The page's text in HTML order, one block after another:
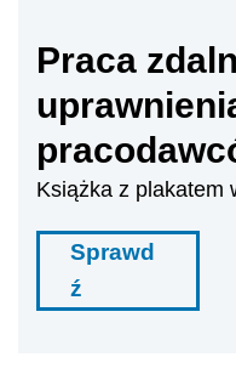
Praca
Książka z plakatem
Sprawd
ź